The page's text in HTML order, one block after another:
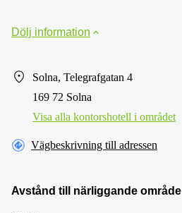
Dölj information
Solna, Telegrafgatan 4
169 72 Solna
Visa alla kontorshotell i området
Vägbeskrivning till adressen
Avstånd till närliggande område